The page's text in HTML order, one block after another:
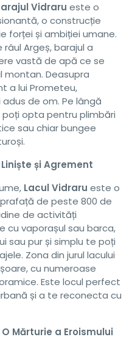
Vidraru este o
o construcție
forței și ambiției umane.
râul Argeș, barajul a
vastă de apă ce se
Deasupra
a lui Prometeu,
de om. Pe lângă
poți opta pentru plimbări
sau chiar bungee
și Agrement
Lacul Vidraru este o
de peste 800 de
de activități
cu vaporașul sau barca,
sau pur și simplu te poți
Zona din jurul lacului
cu numeroase
Este locul perfect
și a te reconecta cu
Mărturie a Eroismului